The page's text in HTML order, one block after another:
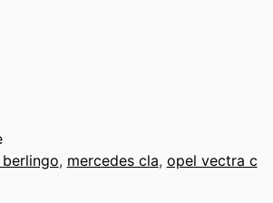
, mercedes cla, opel vectra c